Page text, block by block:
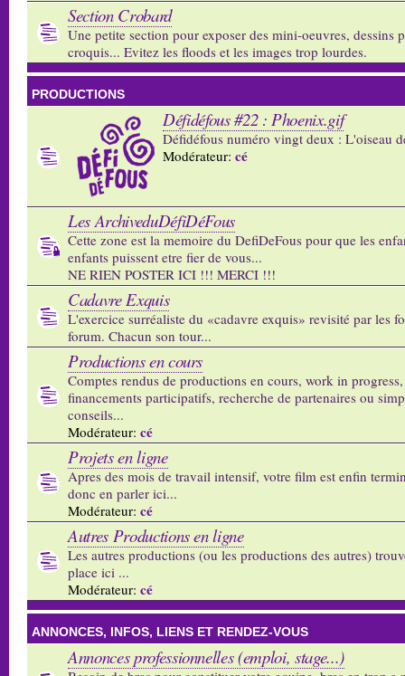
Section Crobard
Une petite section pour exposer des mini-oeuvres, dessins
croquis... Evitez les floods et les images trop lourdes.
PRODUCTIONS
Défidéfous #22 : Phoenix.gif
Défidéfous numéro vingt deux : L'oiseau
Modérateur: cé
Les ArchiveduDéfiDéFous
Cette zone est la memoire du DefiDeFous pour que les
enfants puissent etre fier de vous...
NE RIEN POSTER ICI !!! MERCI !!!
Cadavre Exquis
L'exercice surréaliste du «cadavre exquis» revisité par les
forum. Chacun son tour...
Productions en cours
Comptes rendus de productions en cours, work in
financements participatifs, recherche de partenaires ou
conseils...
Modérateur: cé
Projets en ligne
Apres des mois de travail intensif, votre film est enfin
donc en parler ici...
Modérateur: cé
Autres Productions en ligne
Les autres productions (ou les productions des autres)
place ici ...
Modérateur: cé
ANNONCES, INFOS, LIENS ET RENDEZ-VOUS
Annonces professionnelles (emploi, stage...)